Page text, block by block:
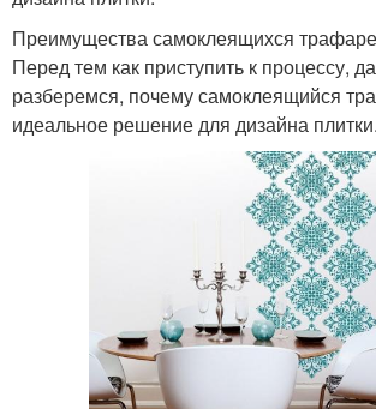
Преимущества самоклеящихся
Перед тем как приступить к процессу,
разберемся, почему самоклеящийся
идеальное решение для дизайна плитки.